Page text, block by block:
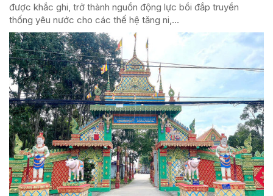
được khắc ghi, trở thành nguồn động lực bồi đắp truyền
thống yêu nước cho các thế hệ tăng ni,...